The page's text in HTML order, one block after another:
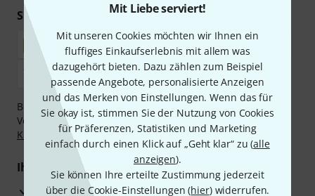
Mit Liebe serviert!
Mit unseren Cookies möchten wir Ihnen ein
fluffiges Einkaufserlebnis mit allem was
dazugehört bieten. Dazu zählen zum Beispiel
passende Angebote, personalisierte Anzeigen
und das Merken von Einstellungen. Wenn das für
Sie okay ist, stimmen Sie der Nutzung von Cookies
für Präferenzen, Statistiken und Marketing
einfach durch einen Klick auf „Geht klar“ zu (alle
anzeigen).
Sie können Ihre erteilte Zustimmung jederzeit
über die Cookie-Einstellungen (hier) widerrufen.
Sicher einkaufen & bezahlen
Bezahlen Sie vertraulich und sicher per Nachnahme,
Vorkasse, PayPal, Amazon Pay,Klarna Sofort bezahlen,
Klarna Ratenzahlungoder Kreditkarte.
Ihre Vorteile
3 Jahre Thomann Garantie